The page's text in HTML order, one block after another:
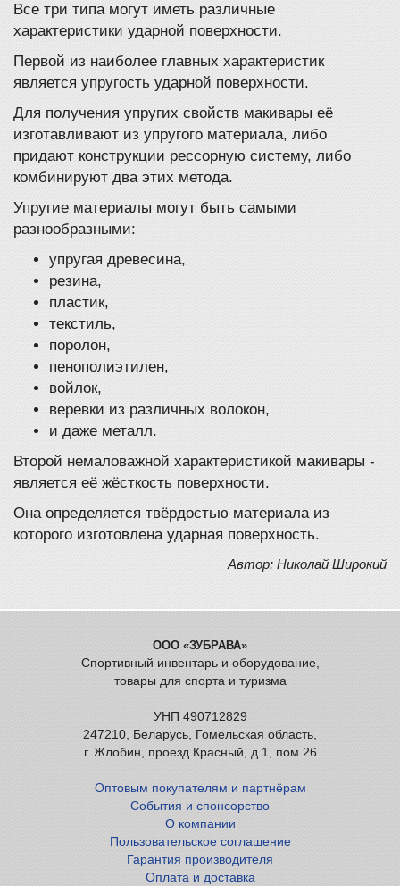
Все три типа могут иметь различные
характеристики ударной поверхности.
Первой из наиболее главных характеристик
является упругость ударной поверхности.
Для получения упругих свойств макивары её
изготавливают из упругого материала, либо
придают конструкции рессорную систему, либо
комбинируют два этих метода.
Упругие материалы могут быть самыми
разнообразными:
упругая древесина,
резина,
пластик,
текстиль,
поролон,
пенополиэтилен,
войлок,
веревки из различных волокон,
и даже металл.
Второй немаловажной характеристикой макивары -
является её жёсткость поверхности.
Она определяется твёрдостью материала из
которого изготовлена ударная поверхность.
Автор: Николай Широкий
ООО «ЗУБРАВА»
Спортивный инвентарь и оборудование,
товары для спорта и туризма
УНП 490712829
247210, Беларусь, Гомельская область,
г. Жлобин, проезд Красный, д.1, пом.26
Оптовым покупателям и партнёрам
События и спонсорство
О компании
Пользовательское соглашение
Гарантия производителя
Оплата и доставка